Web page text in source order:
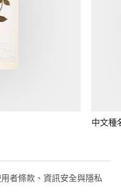
中文種
者條款、資訊安全與隱私